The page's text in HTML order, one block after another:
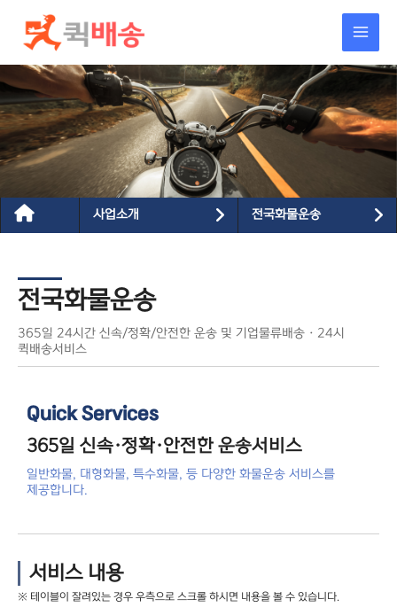
건너뛰기
사업소개 전국화물운송
전국화물운송
365일 24시간 신속/정확/안전한 운송 및 기업물류배송 · 24시
퀵배송서비스
Quick Services
365일 신속·정확·안전한 운송서비스
일반화물, 대형화물, 특수화물, 등 다양한 화물운송 서비스를
제공합니다.
서비스 내용